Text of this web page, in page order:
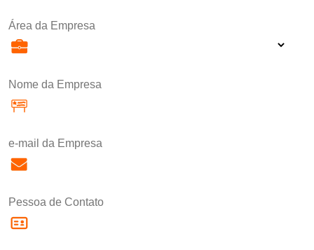
Área da Empresa
Nome da Empresa
e-mail da Empresa
Pessoa de Contato